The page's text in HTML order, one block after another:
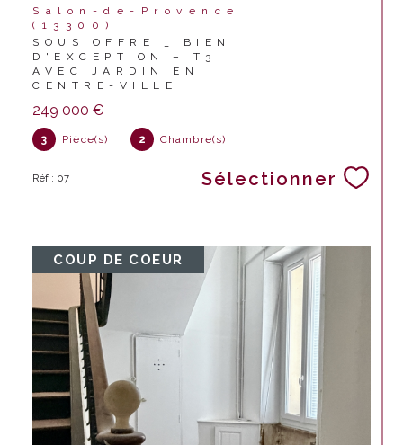
Salon-de-Provence
(13300)
SOUS OFFRE _ BIEN
D'EXCEPTION – T3
AVEC JARDIN EN
CENTRE-VILLE
249 000 €
3 Pièce(s) 2 Chambre(s)
Réf : 07 Sélectionner
COUP DE COEUR